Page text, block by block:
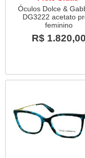
Óculos Dolce &
DG3222 acetato
feminino
R$ 1.820,00